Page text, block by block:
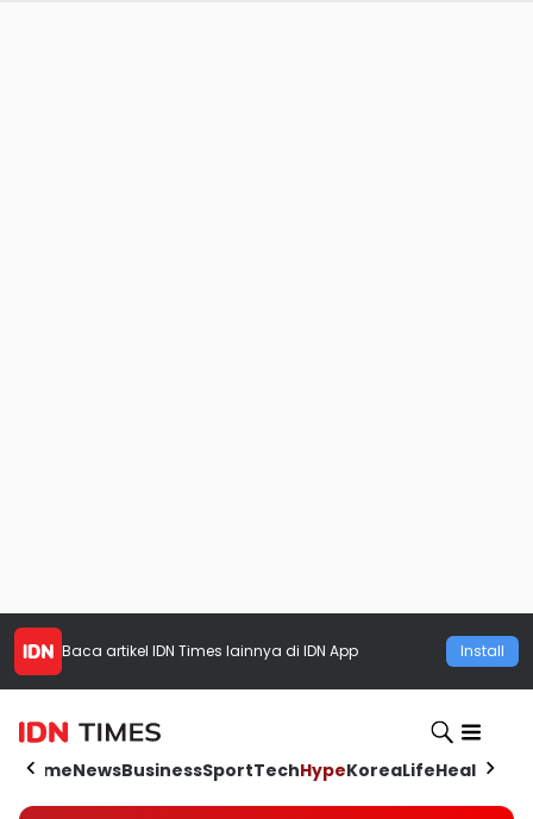
Baca artikel IDN Times lainnya di IDN App Install
HomeNewsBusinessSportTechHypeKoreaLifeHealth